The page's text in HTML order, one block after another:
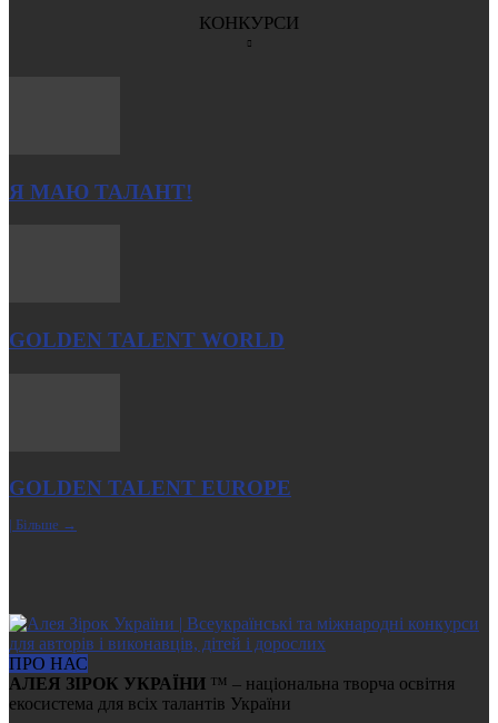
КОНКУРСИ
Я МАЮ ТАЛАНТ!
GOLDEN TALENT WORLD
GOLDEN TALENT EUROPE
| Більше →
ПРО НАС
АЛЕЯ ЗІРОК УКРАЇНИ ™ – національна творча освітня
екосистема для всіх талантів України